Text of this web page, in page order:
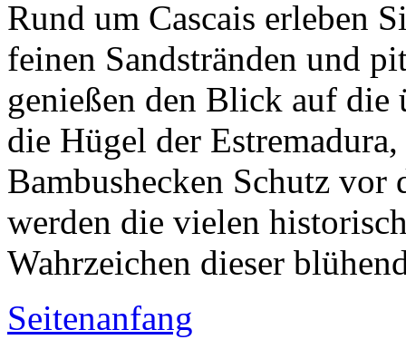
Rund um Cascais erleben
feinen Sandstränden und
genießen den Blick auf
die Hügel der
Bambushecken Schutz
werden die vielen
Wahrzeichen dieser
Seitenanfang